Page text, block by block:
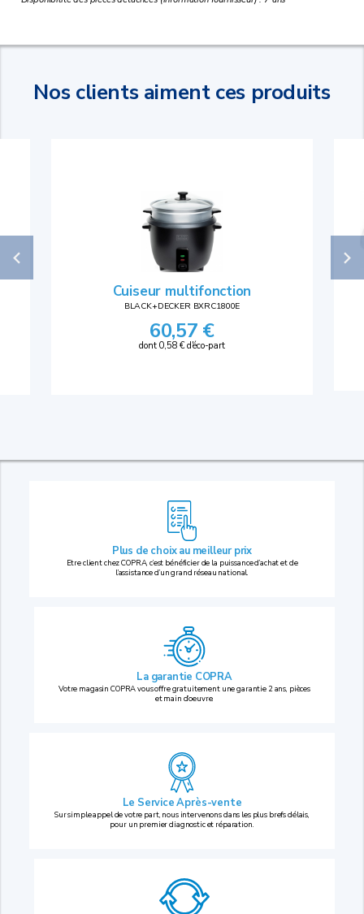
Nos clients aiment ces produits
Cuiseur multifonction
BLACK+DECKER BXRC1800E
60,57 €
dont 0,58 € d'éco-part
Plus de choix au meilleur prix
Etre client chez COPRA, c’est bénéficier de la puissance d’achat et de
l’assistance d’un grand réseau national.
La garantie COPRA
Votre magasin COPRA vous offre gratuitement une garantie 2 ans, pièces
et main d’oeuvre.
Le Service Après-vente
Sur simple appel de votre part, nous intervenons dans les plus brefs délais,
pour un premier diagnostic et réparation.